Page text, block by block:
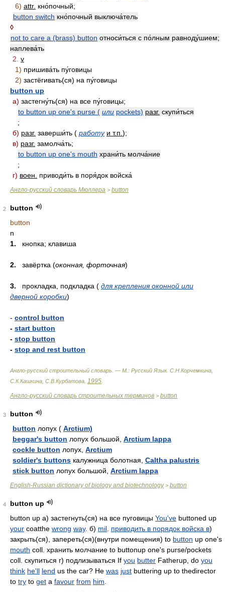
6) attr. кно́почный;
button switch кно́почный выключа́тель
◊
not to care a (brass) button относи́ться с по́лным равноду́шием;
наплева́ть
2. v
1) пришива́ть пу́говицы
2) застёгивать(ся) на пу́говицы
button up
а) застегну́ть(ся) на все пу́говицы;
to button up one's purse ( или pockets) разг. скупи́ться
;
б) разг. заверши́ть ( работу и т.п. );
в) разг. замолча́ть;
to button up one's mouth храни́ть молча́ние
;
г) воен. приводи́ть в поря́док войска́
Англо-русский словарь Мюллера > button
2
button
button
n
1. кнопка; клавиша
2. завёртка (оконная, форточная)
3. прокладка, подкладка ( для крепления оконной или
дверной коробки)
- control button
- start button
- stop button
- stop and rest button
Англо-русский строительный словарь. — М.: Русский Язык. С.Н.Корчемкина,
С.К.Кашкина, С.В.Курбатова 1995
Англо-русский словарь строительных терминов > button
3
button
button лопух ( Arctium)
beggar's button лопух большой, Arctium lappa
cockle button лопух, Arctium
soldier's buttons калужница болотная, Caltha palustris
stick button лопух большой, Arctium lappa
English-Russian dictionary of biology and biotechnology> button
4
button up
button up а) застегнуть(ся) на все пуговицы You've buttoned up
your coatthe wrong way. б) mil приводить в порядок войска в)
закрыть(ся), запереть(ся)(внутри помещения) to button up one's
mouth coll. хранить молчание to buttonup one's purse/pockets
coll. скупиться г) подлизываться If you butter Fatherup, do you
think he'll lend us the car? He was just buttering up to thedirector
to try to get a favour from him